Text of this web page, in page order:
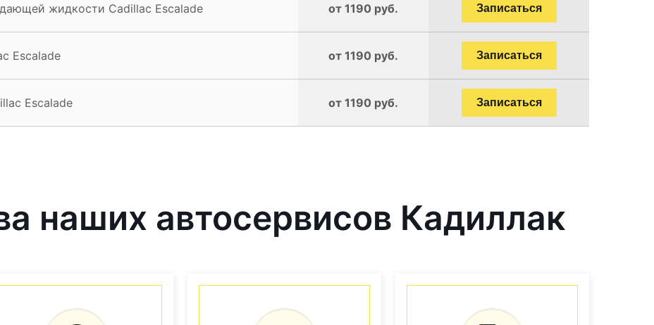
жидкости Cadillac Escalade от 1190 руб. Записаться
Escalade от 1190 руб. Записаться
Escalade от 1190 руб. Записаться
наших автосервисов Кадиллак